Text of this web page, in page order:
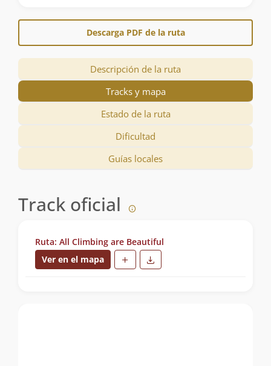
Descarga PDF de la ruta
Descripción de la ruta
Tracks y mapa
Estado de la ruta
Dificultad
Guías locales
Track oficial
Ruta: All Climbing are Beautiful
Ver en el mapa